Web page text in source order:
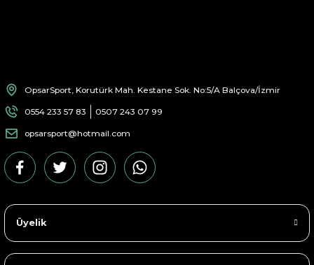
OpsarSport, Korutürk Mah. Kestane Sok. No:5/A Balçova/İzmir
0554 233 57 83 0507 243 07 99
opsarsport@hotmail.com
Üyelik